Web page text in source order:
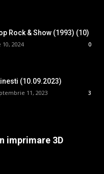
Rock & Show (1993) (10)
2024 0
(10.09.2023)
11, 2023 3
imprimare 3D